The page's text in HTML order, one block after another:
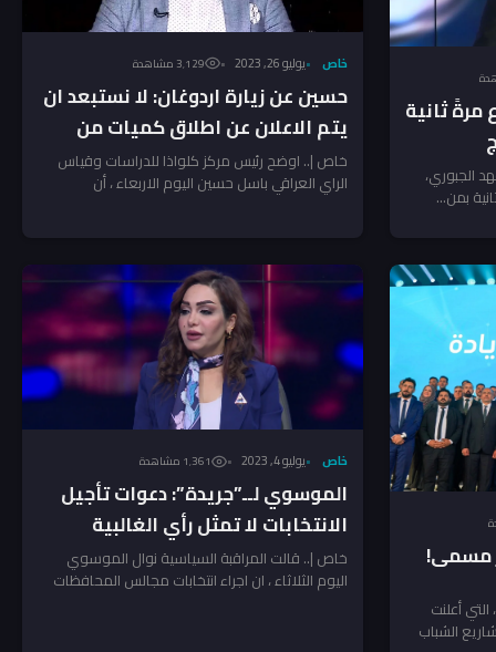
مرةً ثانية
الجبوري،
بمن...
خاص يوليو 26, 2023 3٬129 مشاهدة
حسين عن زيارة اردوغان: لا نستبعد ان
يتم الاعلان عن اطلاق كميات من
المياه للعراق
خاص |.. اوضح رئيس مركز كلواذا للدراسات وقياس
الراي العراقي باسل حسين اليوم الاربعاء ، أن
مسمى!
أعلنت
الشباب
خاص يوليو 4, 2023 1٬361 مشاهدة
الموسوي لــ”جريدة”: دعوات تأجيل
الانتخابات لا تمثل رأي الغالبية
السياسية
خاص |.. قالت المراقبة السياسية نوال الموسوي
اليوم الثلاثاء ، ان اجراء انتخابات مجالس المحافظات